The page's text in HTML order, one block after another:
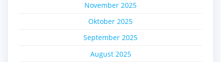
November 2025
Oktober 2025
September 2025
August 2025